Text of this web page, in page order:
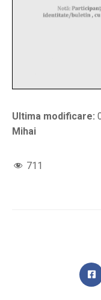
Ultima modificare:
Mihai
711